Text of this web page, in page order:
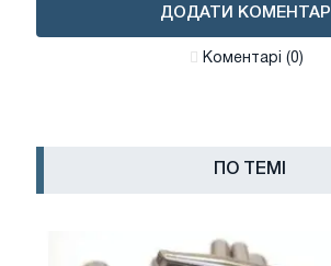
ДОДАТИ КОМЕНТАР
Коментарі (0)
ПО ТЕМІ